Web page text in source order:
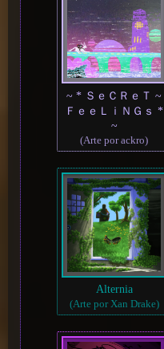
~ * ＳｅＣＲｅＴ ~
ＦｅｅＬｉＮＧｓ *
~
(Arte por ackro)
Alternia
(Arte por Xan Drake)